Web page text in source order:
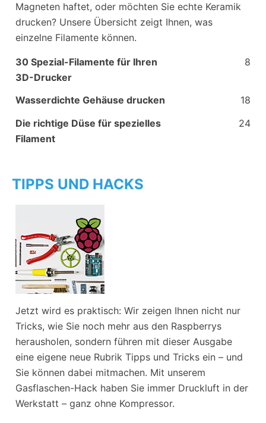
Magneten haftet, oder möchten Sie echte Keramik
drucken? Unsere Übersicht zeigt Ihnen, was
einzelne Filamente können.
8
30 Spezial-Filamente für Ihren
3D-Drucker
18
Wasserdichte Gehäuse drucken
24
Die richtige Düse für spezielles
Filament
TIPPS UND HACKS
Jetzt wird es praktisch: Wir zeigen Ihnen nicht nur
Tricks, wie Sie noch mehr aus den Raspberrys
herausholen, sondern führen mit dieser Ausgabe
eine eigene neue Rubrik Tipps und Tricks ein – und
Sie können dabei mitmachen. Mit unserem
Gasflaschen-Hack haben Sie immer Druckluft in der
Werkstatt – ganz ohne Kompressor.